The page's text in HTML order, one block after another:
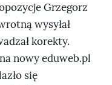
Grzegorz
wysyłał
korekty.
nowy eduweb.pl
się